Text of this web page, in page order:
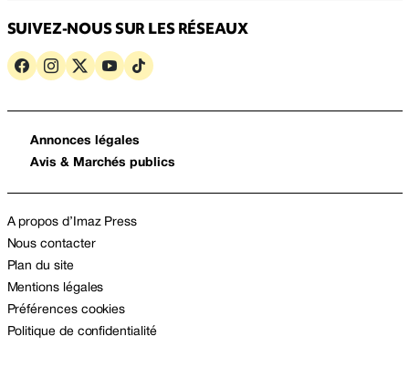
SUIVEZ-NOUS SUR LES RÉSEAUX
Annonces légales
Avis & Marchés publics
A propos d’Imaz Press
Nous contacter
Plan du site
Mentions légales
Préférences cookies
Politique de confidentialité